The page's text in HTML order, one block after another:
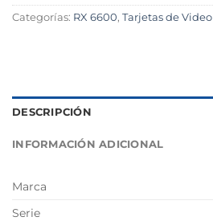
Categorías: RX 6600, Tarjetas de Video
DESCRIPCIÓN
INFORMACIÓN ADICIONAL
Marca
Serie